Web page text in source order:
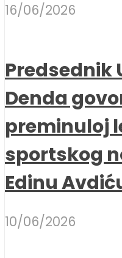
16/06/2026
Predsednik
Denda
preminuloj
sportskog
Edinu
10/06/2026